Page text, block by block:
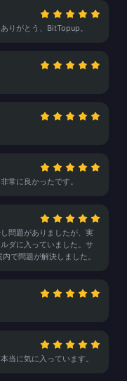
りがとう、BitTopup。
常に良かったです。
問題がありましたが、実
ダに入っていました。サ
で問題が解決しました。
当に気に入っています。